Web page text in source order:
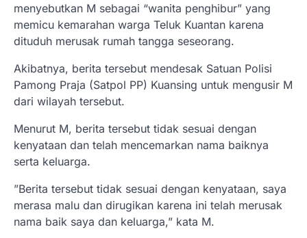
menyebutkan M sebagai “wanita penghibur” yang
memicu kemarahan warga Teluk Kuantan karena
dituduh merusak rumah tangga seseorang.
Akibatnya, berita tersebut mendesak Satuan Polisi
Pamong Praja (Satpol PP) Kuansing untuk mengusir M
dari wilayah tersebut.
​Menurut M, berita tersebut tidak sesuai dengan
kenyataan dan telah mencemarkan nama baiknya
serta keluarga.
​”Berita tersebut tidak sesuai dengan kenyataan, saya
merasa malu dan dirugikan karena ini telah merusak
nama baik saya dan keluarga,” kata M.